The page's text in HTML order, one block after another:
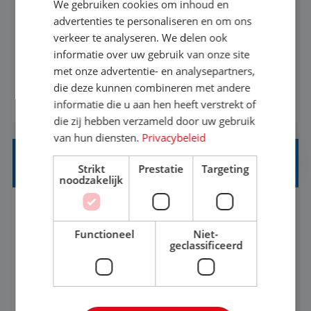
Een vakantie plannen is het leukste dat er is. Of
het nu voor jezelf is, of voor een ander: jij vindt
het super om een mooie reis van A tot Z te
regelen. Door jouw kennis en ervaring leren onze
vakantiegangers de meest prachtige plekjes op
aarde kennen! 🏝️Wat ga je doen?Klantgericht
werken: of het nu gaat om vragen ...
BEKIJK VACATURE
REISADVISEUR JUNIOR
Hoorn, Noord-Holland, Nederland
Baan
37-40+ uur
MBO
Met jouw ervaring in de reisbranche of
We gebruiken cookies om inhoud en
advertenties te personaliseren en om ons
verkeer te analyseren. We delen ook
informatie over uw gebruik van onze site
met onze advertentie- en analysepartners,
die deze kunnen combineren met andere
informatie die u aan hen heeft verstrekt of
die zij hebben verzameld door uw gebruik
van hun diensten. Privacybeleid
Strikt
noodzakelijk
Prestatie Targeting
Functioneel
Niet-
geclassificeerd